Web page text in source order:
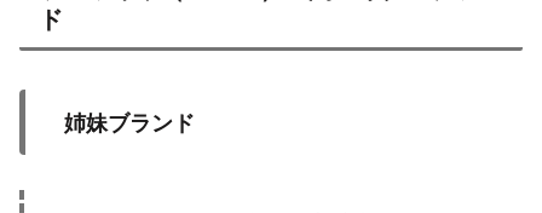
ド
姉妹ブランド